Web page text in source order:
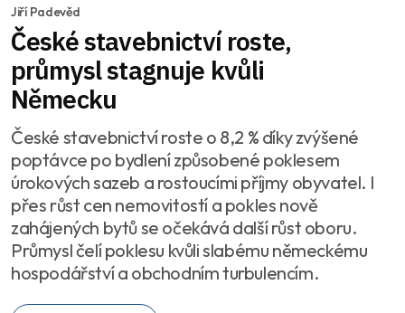
Jiří Padevěd
České stavebnictví roste,
průmysl stagnuje kvůli
Německu
České stavebnictví roste o 8,2 % díky zvýšené
poptávce po bydlení způsobené poklesem
úrokových sazeb a rostoucími příjmy obyvatel. I
přes růst cen nemovitostí a pokles nově
zahájených bytů se očekává další růst oboru.
Průmysl čelí poklesu kvůli slabému německému
hospodářství a obchodním turbulencím.